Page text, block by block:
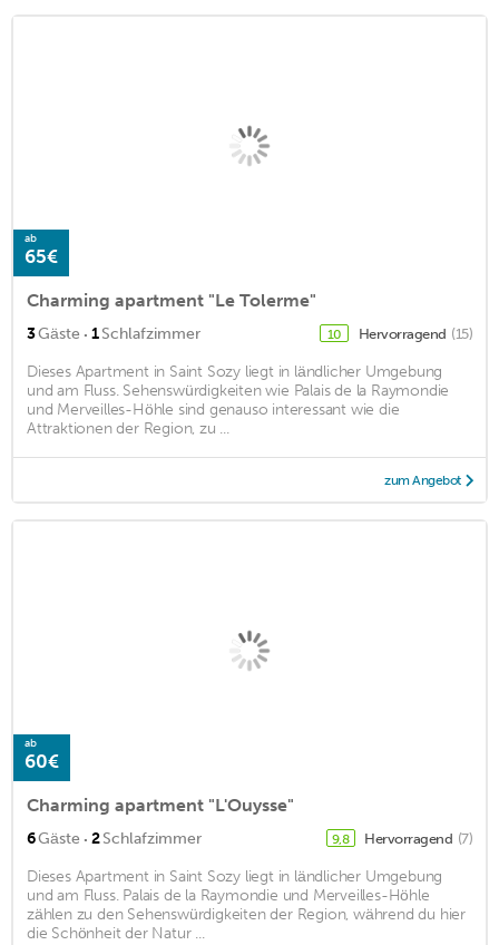
ab
65€
Charming apartment "Le Tolerme"
3Gäste · 1Schlafzimmer 10 Hervorragend (15)
Dieses Apartment in Saint Sozy liegt in ländlicher Umgebung
und am Fluss. Sehenswürdigkeiten wie Palais de la Raymondie
und Merveilles-Höhle sind genauso interessant wie die
Attraktionen der Region, zu ...
zum Angebot
ab
60€
Charming apartment "L'Ouysse"
6Gäste · 2Schlafzimmer 9,8 Hervorragend (7)
Dieses Apartment in Saint Sozy liegt in ländlicher Umgebung
und am Fluss. Palais de la Raymondie und Merveilles-Höhle
zählen zu den Sehenswürdigkeiten der Region, während du hier
die Schönheit der Natur ...